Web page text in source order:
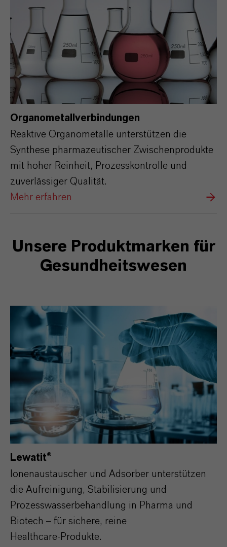
Organometallverbindungen
Reaktive Organometalle unterstützen die
Synthese pharmazeutischer Zwischenprodukte
mit hoher Reinheit, Prozesskontrolle und
zuverlässiger Qualität.
Mehr erfahren
Unsere Produktmarken für
Gesundheitswesen
Lewatit®
Ionenaustauscher und Adsorber unterstützen
die Aufreinigung, Stabilisierung und
Prozesswasserbehandlung in Pharma und
Biotech – für sichere, reine
Healthcare‑Produkte.